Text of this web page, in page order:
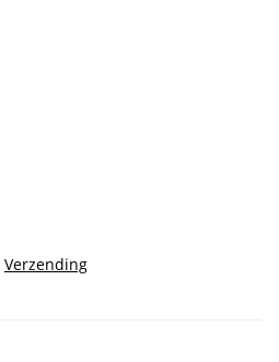
Verzending